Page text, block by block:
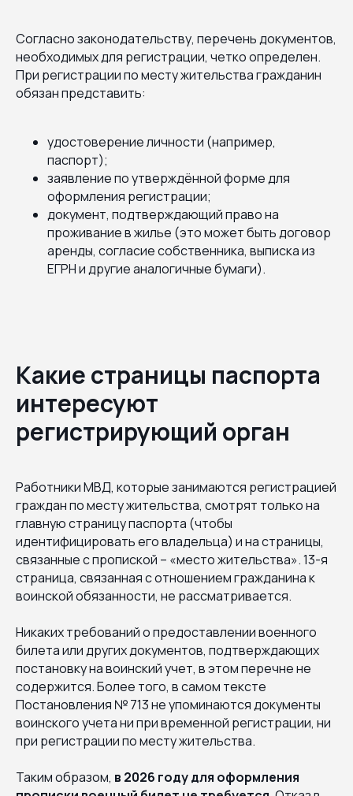
Согласно законодательству, перечень документов,
необходимых для регистрации, четко определен.
При регистрации по месту жительства гражданин
обязан представить:
удостоверение личности (например,
паспорт);
заявление по утверждённой форме для
оформления регистрации;
документ, подтверждающий право на
проживание в жилье (это может быть договор
аренды, согласие собственника, выписка из
ЕГРН и другие аналогичные бумаги).
Какие страницы паспорта
интересуют
регистрирующий орган
Работники МВД, которые занимаются регистрацией
граждан по месту жительства, смотрят только на
главную страницу паспорта (чтобы
идентифицировать его владельца) и на страницы,
связанные с пропиской – «место жительства». 13-я
страница, связанная с отношением гражданина к
воинской обязанности, не рассматривается.
Никаких требований о предоставлении военного
билета или других документов, подтверждающих
постановку на воинский учет, в этом перечне не
содержится. Более того, в самом тексте
Постановления № 713 не упоминаются документы
воинского учета ни при временной регистрации, ни
при регистрации по месту жительства.
Таким образом, в 2026 году для оформления